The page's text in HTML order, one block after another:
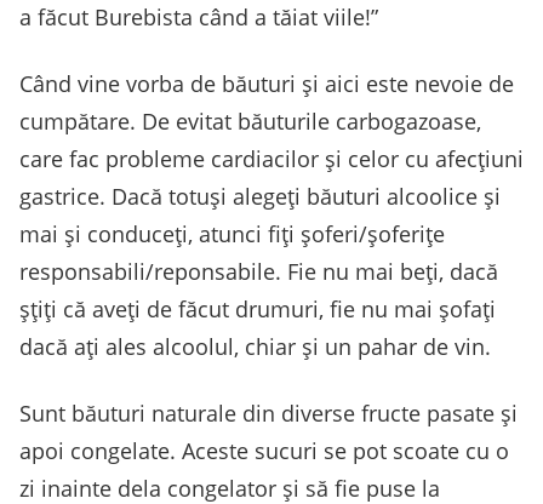
a făcut Burebista când a tăiat viile!”
Când vine vorba de băuturi și aici este nevoie de
cumpătare. De evitat băuturile carbogazoase,
care fac probleme cardiacilor și celor cu afecțiuni
gastrice. Dacă totuși alegeți băuturi alcoolice și
mai și conduceți, atunci fiți șoferi/șoferițe
responsabili/reponsabile. Fie nu mai beți, dacă
șțiți că aveți de făcut drumuri, fie nu mai șofați
dacă ați ales alcoolul, chiar și un pahar de vin.
Sunt băuturi naturale din diverse fructe pasate și
apoi congelate. Aceste sucuri se pot scoate cu o
zi inainte dela congelator și să fie puse la